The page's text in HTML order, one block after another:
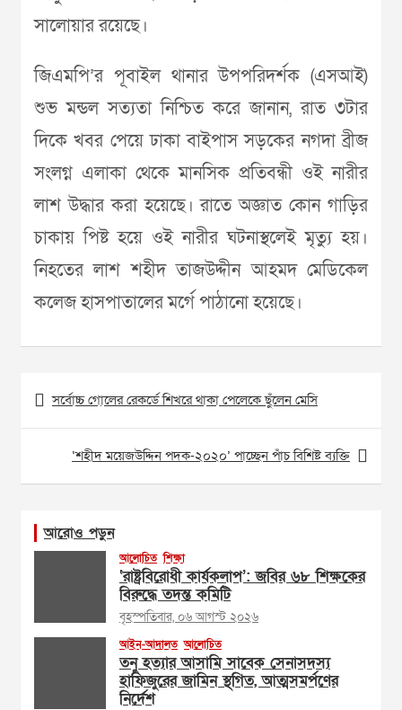
সালোয়ার রয়েছে।
জিএমপি’র পূবাইল থানার উপপরিদর্শক (এসআই)
শুভ মন্ডল সত্যতা নিশ্চিত করে জানান, রাত ৩টার
দিকে খবর পেয়ে ঢাকা বাইপাস সড়কের নগদা ব্রীজ
সংলগ্ন এলাকা থেকে মানসিক প্রতিবন্ধী ওই নারীর
লাশ উদ্ধার করা হয়েছে। রাতে অজ্ঞাত কোন গাড়ির
চাকায় পিষ্ট হয়ে ওই নারীর ঘটনাস্থলেই মৃত্যু হয়।
নিহতের লাশ শহীদ তাজউদ্দীন আহমদ মেডিকেল
কলেজ হাসপাতালের মর্গে পাঠানো হয়েছে।
Post
navigation
সর্বোচ্চ গোলের রেকর্ডে শিখরে থাকা পেলেকে ছুঁলেন মেসি
‘শহীদ ময়েজউদ্দিন পদক-২০২০’ পাচ্ছেন পাঁচ বিশিষ্ট ব্যক্তি
আরোও পড়ুন
আলোচিত শিক্ষা
‘রাষ্ট্রবিরোধী কার্যকলাপ’: জবির ৬৮ শিক্ষকের
বিরুদ্ধে তদন্ত কমিটি
বৃহস্পতিবার, ০৬ আগস্ট ২০২৬
আইন-আদালত আলোচিত
তনু হত্যার আসামি সাবেক সেনাসদস্য
হাফিজুরের জামিন স্থগিত, আত্মসমর্পণের
নির্দেশ